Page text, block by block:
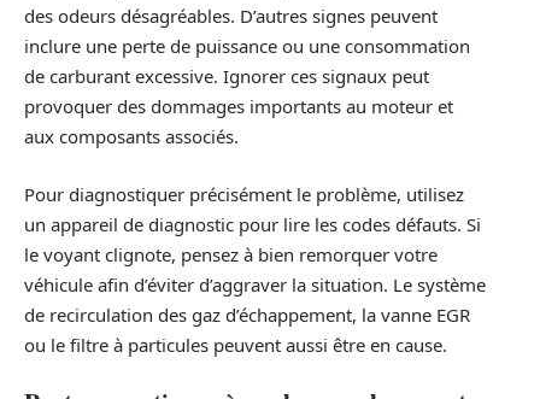
des odeurs désagréables. D’autres signes peuvent
inclure une perte de puissance ou une consommation
de carburant excessive. Ignorer ces signaux peut
provoquer des dommages importants au moteur et
aux composants associés.
Pour diagnostiquer précisément le problème, utilisez
un appareil de diagnostic pour lire les codes défauts. Si
le voyant clignote, pensez à bien remorquer votre
véhicule afin d’éviter d’aggraver la situation. Le système
de recirculation des gaz d’échappement, la vanne EGR
ou le filtre à particules peuvent aussi être en cause.